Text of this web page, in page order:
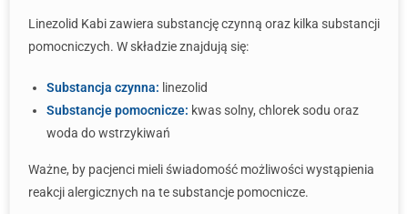
Linezolid Kabi zawiera substancję czynną oraz kilka substancji
pomocniczych. W składzie znajdują się:
Substancja czynna: linezolid
Substancje pomocnicze: kwas solny, chlorek sodu oraz
woda do wstrzykiwań
Ważne, by pacjenci mieli świadomość możliwości wystąpienia
reakcji alergicznych na te substancje pomocnicze.